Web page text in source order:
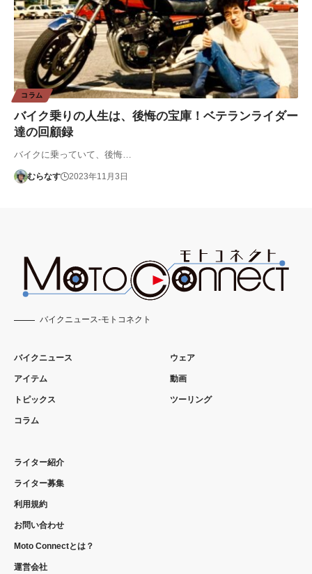
コラム
バイク乗りの人生は、後悔の宝庫！ベテランライダー
達の回顧録
バイクに乗っていて、後悔…
むらなす 2023年11月3日
バイクニュース-モトコネクト
バイクニュース
アイテム
トピックス
コラム
ウェア
動画
ツーリング
ライター紹介
ライター募集
利用規約
お問い合わせ
Moto Connectとは？
運営会社